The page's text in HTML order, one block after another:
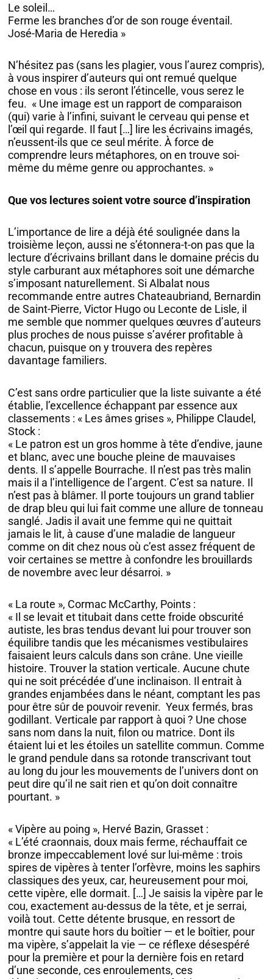
Le soleil…
Ferme les branches d’or de son rouge éventail.
José-Maria de Heredia »
N’hésitez pas (sans les plagier, vous l’aurez compris),
à vous inspirer d’auteurs qui ont remué quelque
chose en vous : ils seront l’étincelle, vous serez le
feu. « Une image est un rapport de comparaison
(qui) varie à l’infini, suivant le cerveau qui pense et
l’œil qui regarde. Il faut […] lire les écrivains imagés,
n’eussent-ils que ce seul mérite. À force de
comprendre leurs métaphores, on en trouve soi-
même du même genre ou approchantes. »
Que vos lectures soient votre source d’inspiration
L’importance de lire a déjà été soulignée dans la
troisième leçon, aussi ne s’étonnera-t-on pas que la
lecture d’écrivains brillant dans le domaine précis du
style carburant aux métaphores soit une démarche
s’imposant naturellement. Si Albalat nous
recommande entre autres Chateaubriand, Bernardin
de Saint-Pierre, Victor Hugo ou Leconte de Lisle, il
me semble que nommer quelques œuvres d’auteurs
plus proches de nous puisse s’avérer profitable à
chacun, puisque on y trouvera des repères
davantage familiers.
C’est sans ordre particulier que la liste suivante a été
établie, l’excellence échappant par essence aux
classements : « Les âmes grises », Philippe Claudel,
Stock :
« Le patron est un gros homme à tête d’endive, jaune
et blanc, avec une bouche pleine de mauvaises
dents. Il s’appelle Bourrache. Il n’est pas très malin
mais il a l’intelligence de l’argent. C’est sa nature. Il
n’est pas à blâmer. Il porte toujours un grand tablier
de drap bleu qui lui fait comme une allure de tonneau
sanglé. Jadis il avait une femme qui ne quittait
jamais le lit, à cause d’une maladie de langueur
comme on dit chez nous où c’est assez fréquent de
voir certaines se mettre à confondre les brouillards
de novembre avec leur désarroi. »
« La route », Cormac McCarthy, Points :
« Il se levait et titubait dans cette froide obscurité
autiste, les bras tendus devant lui pour trouver son
équilibre tandis que les mécanismes vestibulaires
faisaient leurs calculs dans son crâne. Une vieille
histoire. Trouver la station verticale. Aucune chute
qui ne soit précédée d’une inclinaison. Il entrait à
grandes enjambées dans le néant, comptant les pas
pour être sûr de pouvoir revenir. Yeux fermés, bras
godillant. Verticale par rapport à quoi ? Une chose
sans nom dans la nuit, filon ou matrice. Dont ils
étaient lui et les étoiles un satellite commun. Comme
le grand pendule dans sa rotonde transcrivant tout
au long du jour les mouvements de l’univers dont on
peut dire qu’il ne sait rien et qu’on doit connaître
pourtant. »
« Vipère au poing », Hervé Bazin, Grasset :
« L’été craonnais, doux mais ferme, réchauffait ce
bronze impeccablement lové sur lui-même : trois
spires de vipères à tenter l’orfèvre, moins les saphirs
classiques des yeux, car, heureusement pour moi,
cette vipère, elle dormait. […] Je saisis la vipère par le
cou, exactement au-dessus de la tête, et je serrai,
voilà tout. Cette détente brusque, en ressort de
montre qui saute hors du boîtier — et le boîtier, pour
ma vipère, s’appelait la vie — ce réflexe désespéré
pour la première et pour la dernière fois en retard
d’une seconde, ces enroulements, ces